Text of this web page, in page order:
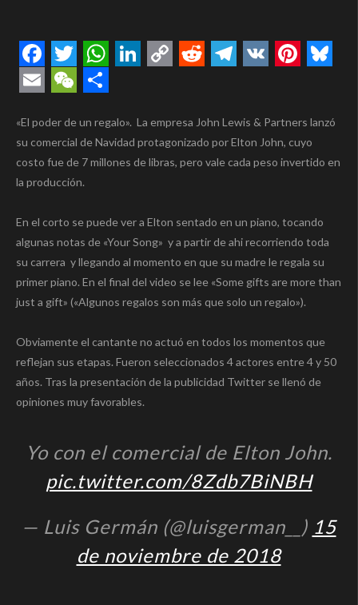
Facebook
TwitterWhatsApp
«El poder de un regalo». La empresa John Lewis & Partners lanzó
su comercial de Navidad protagonizado por Elton John, cuyo
costo fue de 7 millones de libras, pero vale cada peso invertido en
la producción.
En el corto se puede ver a Elton sentado en un piano, tocando
algunas notas de «Your Song» y a partir de ahi recorriendo toda
su carrera y llegando al momento en que su madre le regala su
primer piano. En el final del video se lee «Some gifts are more than
just a gift» («Algunos regalos son más que solo un regalo»).
Obviamente el cantante no actuó en todos los momentos que
reflejan sus etapas. Fueron seleccionados 4 actores entre 4 y 50
años. Tras la presentación de la publicidad Twitter se llenó de
opiniones muy favorables.
Yo con el comercial de Elton John.
pic.twitter.com/8Zdb7BiNBH
— Luis Germán (@luisgerman__) 15
de noviembre de 2018